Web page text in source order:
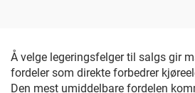
Å velge legeringsfelger til salgs gir
fordeler som direkte forbedrer
Den mest umiddelbare fordelen